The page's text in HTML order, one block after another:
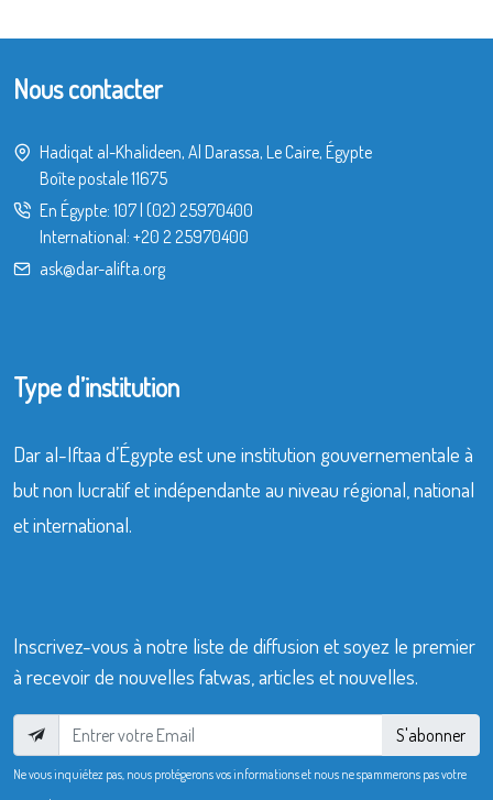
Nous contacter
Hadiqat al-Khalideen, Al Darassa, Le Caire, Égypte
Boîte postale 11675
En Égypte: 107| (02) 25970400
International: +20 2 25970400
ask@dar-alifta.org
Type d’institution
Dar al-Iftaa d’Égypte est une institution gouvernementale à
but non lucratif et indépendante au niveau régional, national
et international.
Inscrivez-vous à notre liste de diffusion et soyez le premier
à recevoir de nouvelles fatwas, articles et nouvelles.
S'abonner
Ne vous inquiétez pas, nous protégerons vos informations et nous ne spammerons pas votre